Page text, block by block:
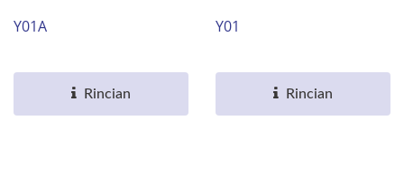
Y01A
Rincian
Y01
Rincian